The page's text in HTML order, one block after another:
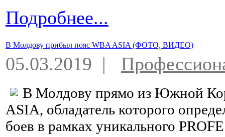
Подробнее...
В Молдову прибыл пояс WBA ASIA (ФОТО, ВИДЕО)
05.03.2019 |
В Молдову прямо из Южной
ASIA, обладатель которого
боев в рамках уникального